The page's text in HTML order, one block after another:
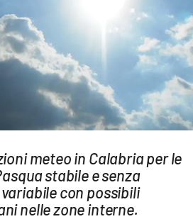
meteo in Calabria per le
stabile e senza
con possibili
nelle zone interne.